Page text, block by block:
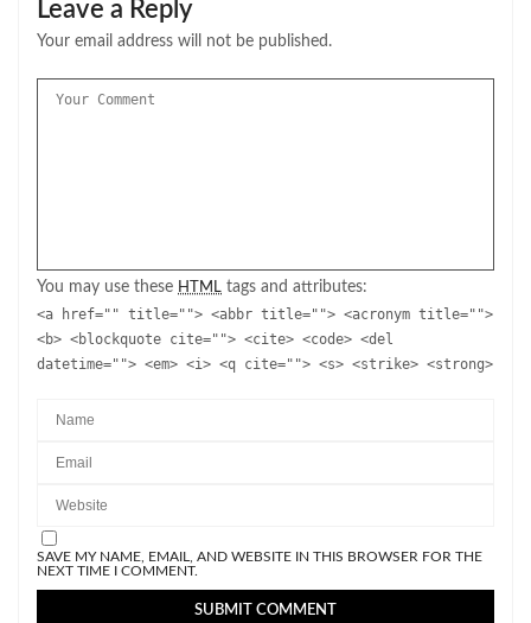
Leave a Reply
Your email address will not be published.
You may use these HTML tags and attributes:
<a href="" title=""> <abbr title=""> <acronym title="">
<b> <blockquote cite=""> <cite> <code> <del
datetime=""> <em> <i> <q cite=""> <s> <strike> <strong>
SAVE MY NAME, EMAIL, AND WEBSITE IN THIS BROWSER FOR THE
NEXT TIME I COMMENT.